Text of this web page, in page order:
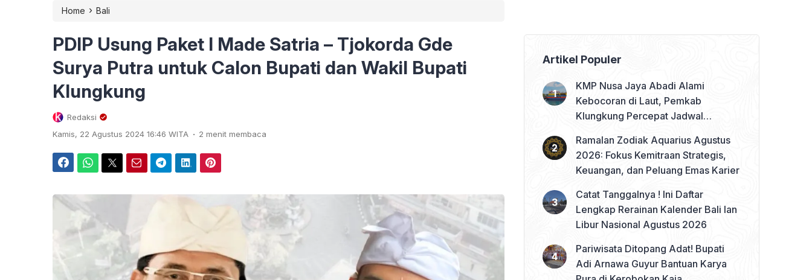
Home › Bali
PDIP Usung Paket I Made Satria – Tjokorda Gde
Surya Putra untuk Calon Bupati dan Wakil Bupati
Klungkung
Redaksi
Kamis, 22 Agustus 2024 16:46 WITA . 2 menit membaca
Artikel Populer
KMP Nusa Jaya Abadi Alami
Kebocoran di Laut, Pemkab
Klungkung Percepat Jadwal
Ramalan Zodiak Aquarius Agustus
2026: Fokus Kemitraan Strategis,
Keuangan, dan Peluang Emas Karier
Catat Tanggalnya ! Ini Daftar
Lengkap Rerainan Kalender Bali lan
Libur Nasional Agustus 2026
Pariwisata Ditopang Adat! Bupati
Adi Arnawa Guyur Bantuan Karya